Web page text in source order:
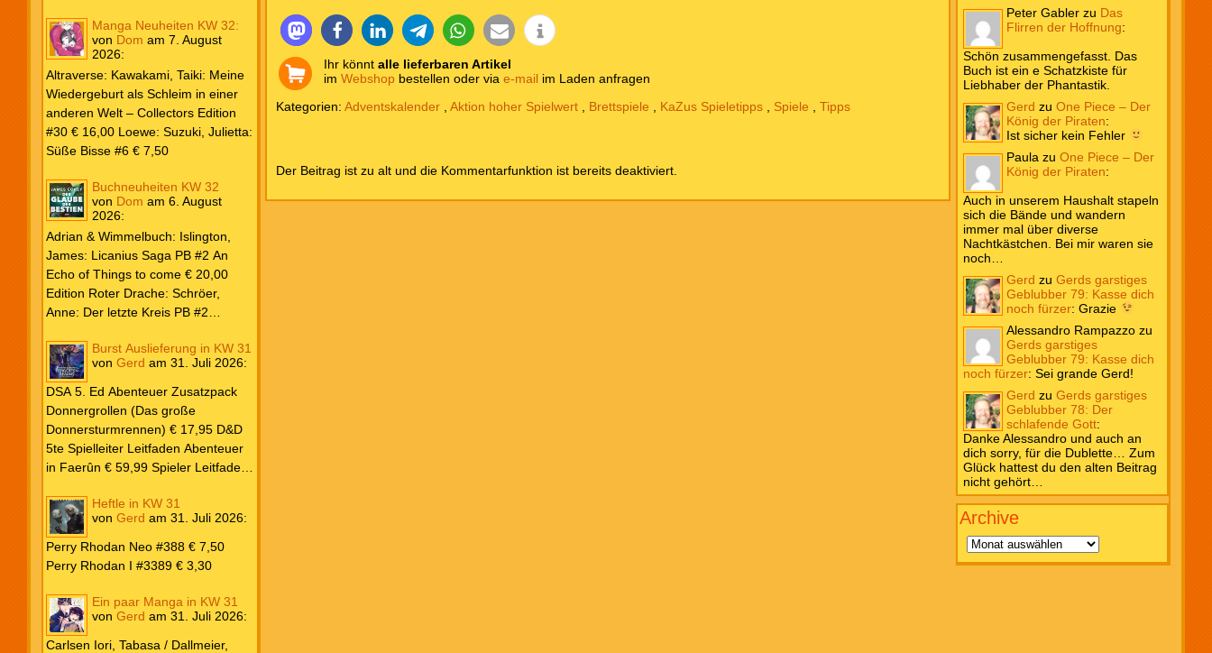
#31 € 5,99 Spider-Man 2025 #9
Angriff der Aliens € 7,99
Drache: Schröer, Anne: Der letzte
Kreis PB #2 Erwachen € 18,00
Dragonblood Academy HC #2 …to
kill a Monster € 25,00 Heyne: Bähr,
Emily: Tainted Vows – Gods of New
Olympia PB € 17,00 Kim, Sophie:
Fate’s Thread-Reihe PB #2 Der Gott
und der Geist € 17,00 Vonnegut,
Kurt: Katzenwiege PB € 17,00
Corey, James: The Captive’s War
HC #2 Der Glaube der Bestien €
24,00 Piper: Yang, Neon: Die letzte
Tochter der Drachen PB € 18,00
Manga Neuheiten KW 32:
von Dom am 7. August
2026:
Altraverse: Kawakami, Taiki: Meine
Wiedergeburt als Schleim in einer
anderen Welt – Collectors Edition
#30 € 16,00 Loewe: Suzuki, Julietta:
Süße Bisse #6 € 7,50
Buchneuheiten KW 32
von Dom am 6. August
2026:
Adrian & Wimmelbuch: Islington,
James: Licanius Saga PB #2 An
Echo of Things to come € 20,00
Edition Roter Drache: Schröer,
Anne: Der letzte Kreis PB #2
Frank: Der Pandora-Zyklus PB #1
Die Reise nach Pandora € 16,00
Corey, James: The Captive’s War
HC #2 Der Glaube der Bestien €
24,00 Loewe: Suzuki, Julietta: Süße
Bisse #6 € 7,50
Burst Auslieferung in KW 31
von Gerd am 31. Juli 2026:
DSA 5. Ed Abenteuer Zusatzpack
Donnergrollen (Das große
Donnersturmrennen) € 17,95 D&D
5te Spielleiter Leitfaden Abenteuer
in Faerûn € 59,99 Spieler Leitfaden
Heftle in KW 31
von Gerd am 31. Juli 2026:
Perry Rhodan Neo #388 € 7,50
Perry Rhodan I #3389 € 3,30
Ein paar Manga in KW 31
von Gerd am 31. Juli 2026:
Carlsen Iori, Tabasa / Dallmeier,
Ihr könntalle lieferbaren Artikel
imWebshop bestellen oder viae-mail im Laden anfragen
Kategorien:Adventskalender ,Aktion hoher Spielwert Brettspiele KaZus Spieletipps Spiele ,Tipps
Der Beitrag ist zu alt und die Kommentarfunktion ist bereits deaktiviert.
Peter Gabler zu Das
Flirren der Hoffnung:
Schön zusammengefasst. Das
Buch ist ein e Schatzkiste für
Liebhaber der Phantastik.
Gerd zuOne Piece – Der
König der Piraten:
Ist sicher kein Fehler
Paula zuOne Piece – Der
König der Piraten:
Auch in unserem Haushalt stapeln
sich die Bände und wandern
immer mal über diverse
Nachtkästchen. Bei mir waren sie
noch…
Gerd zuGerds garstiges
Geblubber 79: Kasse dich
noch fürzer:Grazie
Alessandro Rampazzo zu
Gerds garstiges
Geblubber 79: Kasse dich
noch fürzer:Sei grande Gerd!
Gerd zuGerds garstiges
Geblubber 78: Der
schlafende Gott:
Danke Alessandro und auch an
dich sorry, für die Dublette… Zum
Glück hattest du den alten Beitrag
nicht gehört…
Archive